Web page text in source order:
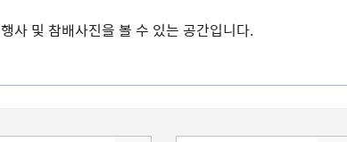
행사 및 참배사진을 볼 수 있는 공간입니다.